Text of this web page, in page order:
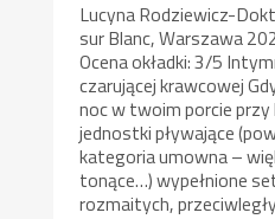
Lucyna Rodziewicz-
sur Blanc, Warszawa
Ocena okładki: 3/5
czarującej krawcowej
noc w twoim porcie przy
jednostki pływające
kategoria umowna –
tonące…) wypełnione
rozmaitych,